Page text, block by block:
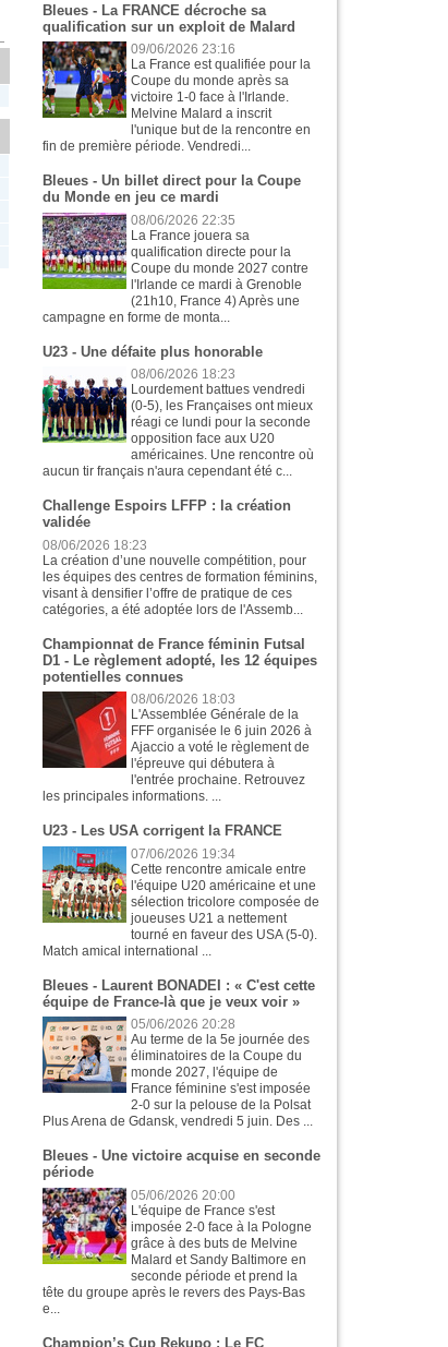
Bleues - La FRANCE décroche sa
qualification sur un exploit de Malard
09/06/2026 23:16
La France est qualifiée pour la
Coupe du monde après sa
victoire 1-0 face à l'Irlande.
Melvine Malard a inscrit
l'unique but de la rencontre en
fin de première période. Vendredi...
Bleues - Un billet direct pour la Coupe
du Monde en jeu ce mardi
08/06/2026 22:35
La France jouera sa
qualification directe pour la
Coupe du monde 2027 contre
l'Irlande ce mardi à Grenoble
(21h10, France 4) Après une
campagne en forme de monta...
U23 - Une défaite plus honorable
08/06/2026 18:23
Lourdement battues vendredi
(0-5), les Françaises ont mieux
réagi ce lundi pour la seconde
opposition face aux U20
américaines. Une rencontre où
aucun tir français n'aura cependant été c...
Challenge Espoirs LFFP : la création
validée
08/06/2026 18:23
La création d’une nouvelle compétition, pour
les équipes des centres de formation féminins,
visant à densifier l’offre de pratique de ces
catégories, a été adoptée lors de l'Assemb...
Championnat de France féminin Futsal
D1 - Le règlement adopté, les 12 équipes
potentielles connues
08/06/2026 18:03
L'Assemblée Générale de la
FFF organisée le 6 juin 2026 à
Ajaccio a voté le règlement de
l'épreuve qui débutera à
l'entrée prochaine. Retrouvez
les principales informations. ...
U23 - Les USA corrigent la FRANCE
07/06/2026 19:34
Cette rencontre amicale entre
l'équipe U20 américaine et une
sélection tricolore composée de
joueuses U21 a nettement
tourné en faveur des USA (5-0).
Match amical international ...
Bleues - Laurent BONADEI : « C'est cette
équipe de France-là que je veux voir »
05/06/2026 20:28
Au terme de la 5e journée des
éliminatoires de la Coupe du
monde 2027, l'équipe de
France féminine s'est imposée
2-0 sur la pelouse de la Polsat
Plus Arena de Gdansk, vendredi 5 juin. Des ...
Bleues - Une victoire acquise en seconde
période
05/06/2026 20:00
L'équipe de France s'est
imposée 2-0 face à la Pologne
grâce à des buts de Melvine
Malard et Sandy Baltimore en
seconde période et prend la
tête du groupe après le revers des Pays-Bas
e...
Champion’s Cup Rekupo : Le FC